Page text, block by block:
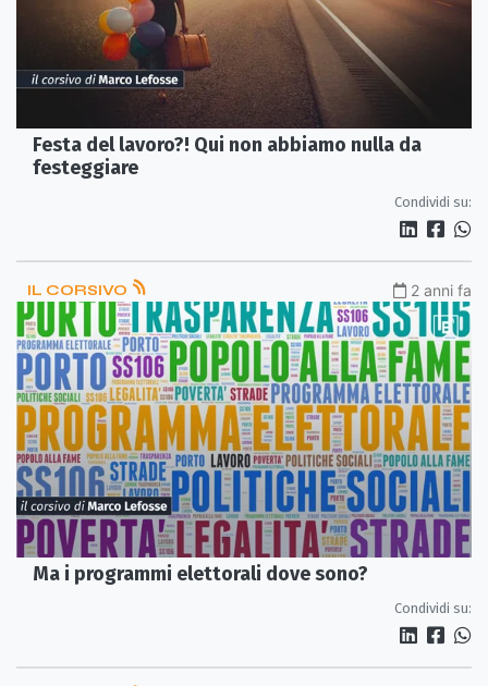
Festa del lavoro?! Qui non abbiamo nulla da
festeggiare
Condividi su:
IL CORSIVO 2 anni fa
Ma i programmi elettorali dove sono?
Condividi su: